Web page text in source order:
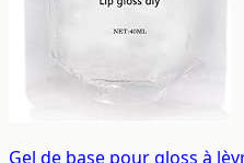
Gel de base pour gloss à